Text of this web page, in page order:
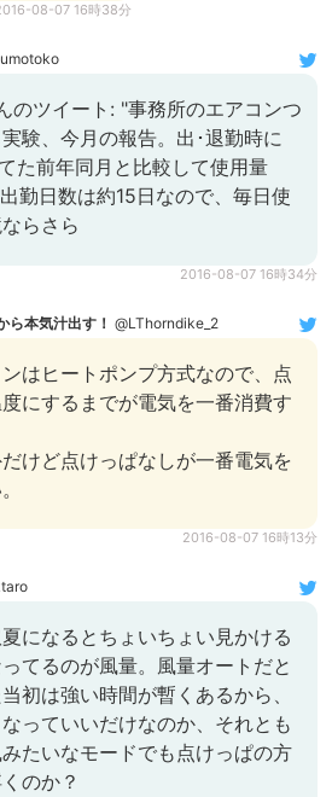
08-07 16時38分
のツイート: "事務所のエアコンつ
験、今月の報告。出･退勤時に
た前年同月と比較して使用量
勤日数は約15日なので、毎日使
らさら
2016-08-07 16時34分
ら本気汁出す！ @LThorndike_2
はヒートポンプ方式なので、点
にするまでが電気を一番消費す
けど点けっぱなしが一番電気を
2016-08-07 16時13分
になるとちょいちょい見かける
てるのが風量。風量オートだと
初は強い時間が暫くあるから、
っていいだけなのか、それとも
たいなモードでも点けっぱの方
のか？